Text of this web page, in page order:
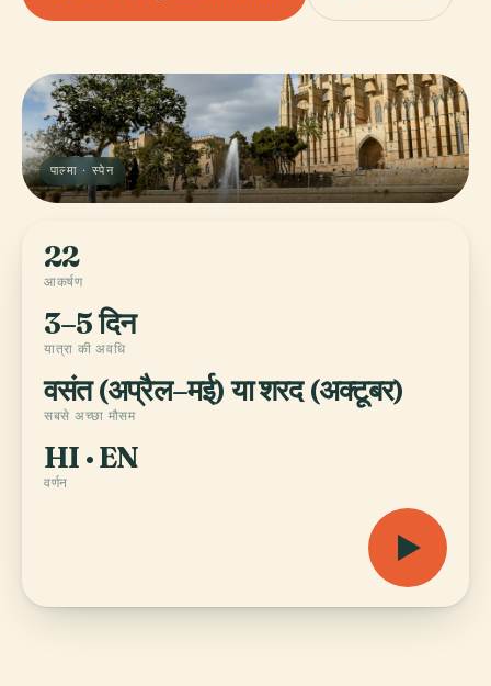
पाल्मा · स्पेन
22
आकर्षण
3–5 दिन
यात्रा की अवधि
वसंत (अप्रैल–मई) या शरद (अक्टूबर)
सबसे अच्छा मौसम
HI · EN
वर्णन